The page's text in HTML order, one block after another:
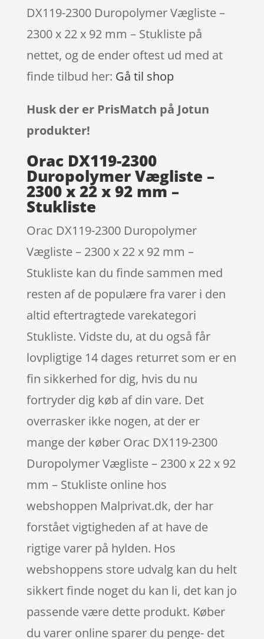
DX119-2300 Duropolymer Vægliste –
2300 x 22 x 92 mm – Stukliste på
nettet, og de ender oftest ud med at
finde tilbud her: Gå til shop
Husk der er PrisMatch på Jotun
produkter!
Orac DX119-2300
Duropolymer Vægliste –
2300 x 22 x 92 mm –
Stukliste
Orac DX119-2300 Duropolymer
Vægliste – 2300 x 22 x 92 mm –
Stukliste kan du finde sammen med
resten af de populære fra varer i den
altid eftertragtede varekategori
Stukliste. Vidste du, at du også får
lovpligtige 14 dages returret som er en
fin sikkerhed for dig, hvis du nu
fortryder dig køb af din vare. Det
overrasker ikke nogen, at der er
mange der køber Orac DX119-2300
Duropolymer Vægliste – 2300 x 22 x 92
mm – Stukliste online hos
webshoppen Malprivat.dk, der har
forstået vigtigheden af at have de
rigtige varer på hylden. Hos
webshoppens store udvalg kan du helt
sikkert finde noget du kan li, det kan jo
passende være dette produkt. Køber
du varer online sparer du penge- det